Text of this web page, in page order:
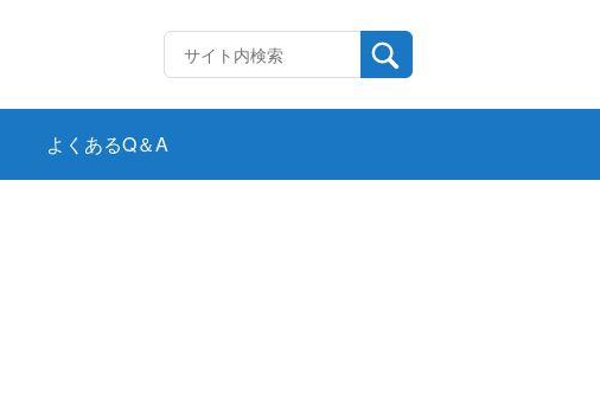
よくあるQ＆A